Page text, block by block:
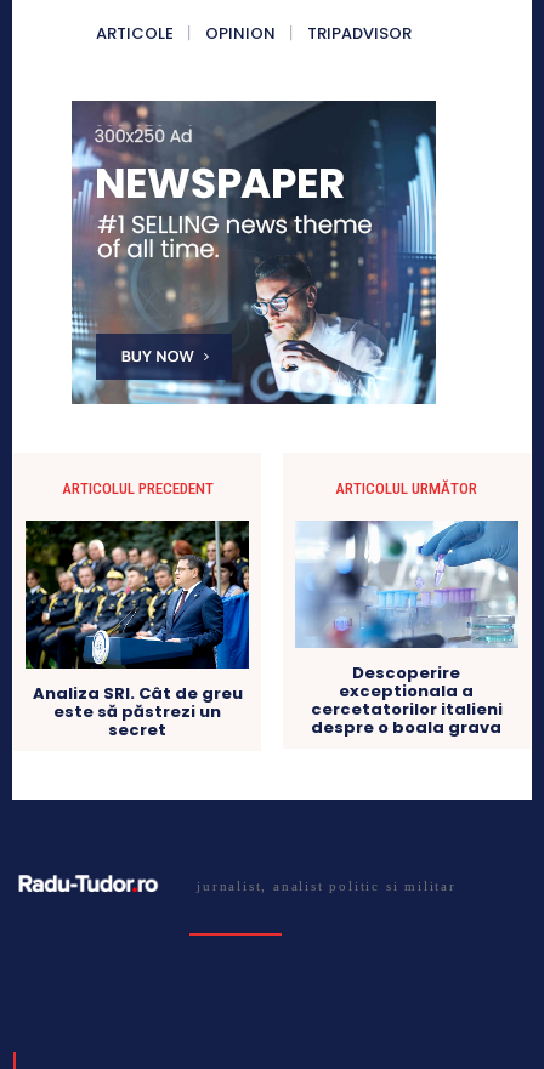
ARTICOLE OPINION TRIPADVISOR
ARTICOLUL PRECEDENT
Analiza SRI. Cât de greu
este să păstrezi un
secret
ARTICOLUL URMĂTOR
Descoperire
exceptionala a
cercetatorilor italieni
despre o boala grava
jurnalist, analist politic si militar